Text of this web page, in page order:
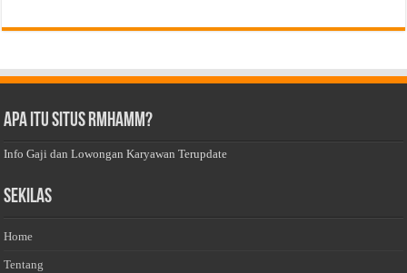
Apa Itu Situs Rmhamm?
Info Gaji dan Lowongan Karyawan Terupdate
Sekilas
Home
Tentang